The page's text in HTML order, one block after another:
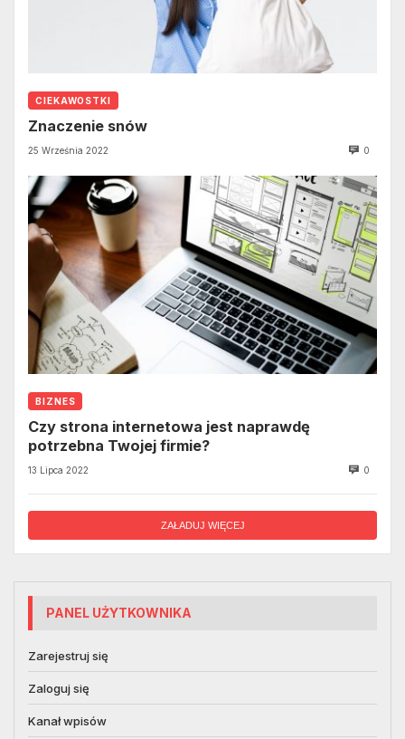
CIEKAWOSTKI
Znaczenie snów
25 Września 2022 0
BIZNES
Czy strona internetowa jest naprawdę
potrzebna Twojej firmie?
13 Lipca 2022 0
ZAŁADUJ WIĘCEJ
PANEL UŻYTKOWNIKA
Zarejestruj się
Zaloguj się
Kanał wpisów